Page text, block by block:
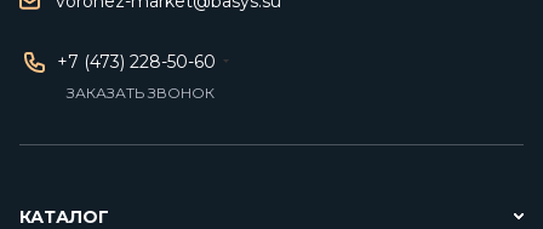
+7 (473) 228-50-60
ЗАКАЗАТЬ ЗВОНОК
КАТАЛОГ